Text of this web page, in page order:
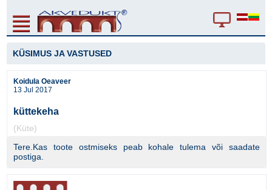
KÜSIMUS JA VASTUSED
Koidula Oeaveer
13 Jul 2017
küttekeha
(Küte)
Tere.Kas toote ostmiseks peab kohale tulema või saadate
postiga.